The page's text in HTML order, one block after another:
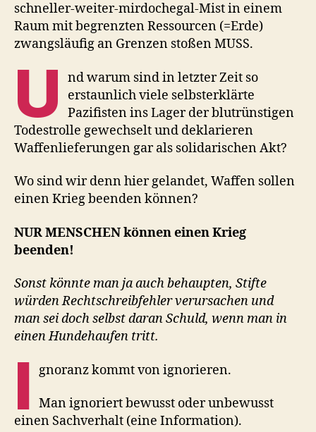
schneller-weiter-mirdochegal-Mist in einem
Raum mit begrenzten Ressourcen (=Erde)
zwangsläufig an Grenzen stoßen MUSS.
U
nd warum sind in letzter Zeit so
erstaunlich viele selbsterklärte
Pazifisten ins Lager der blutrünstigen
Todestrolle gewechselt und deklarieren
Waffenlieferungen gar als solidarischen Akt?
Wo sind wir denn hier gelandet, Waffen sollen
einen Krieg beenden können?
NUR MENSCHEN können einen Krieg
beenden!
Sonst könnte man ja auch behaupten, Stifte
würden Rechtschreibfehler verursachen und
man sei doch selbst daran Schuld, wenn man in
einen Hundehaufen tritt.
I gnoranz kommt von ignorieren.
Man ignoriert bewusst oder unbewusst
einen Sachverhalt (eine Information).